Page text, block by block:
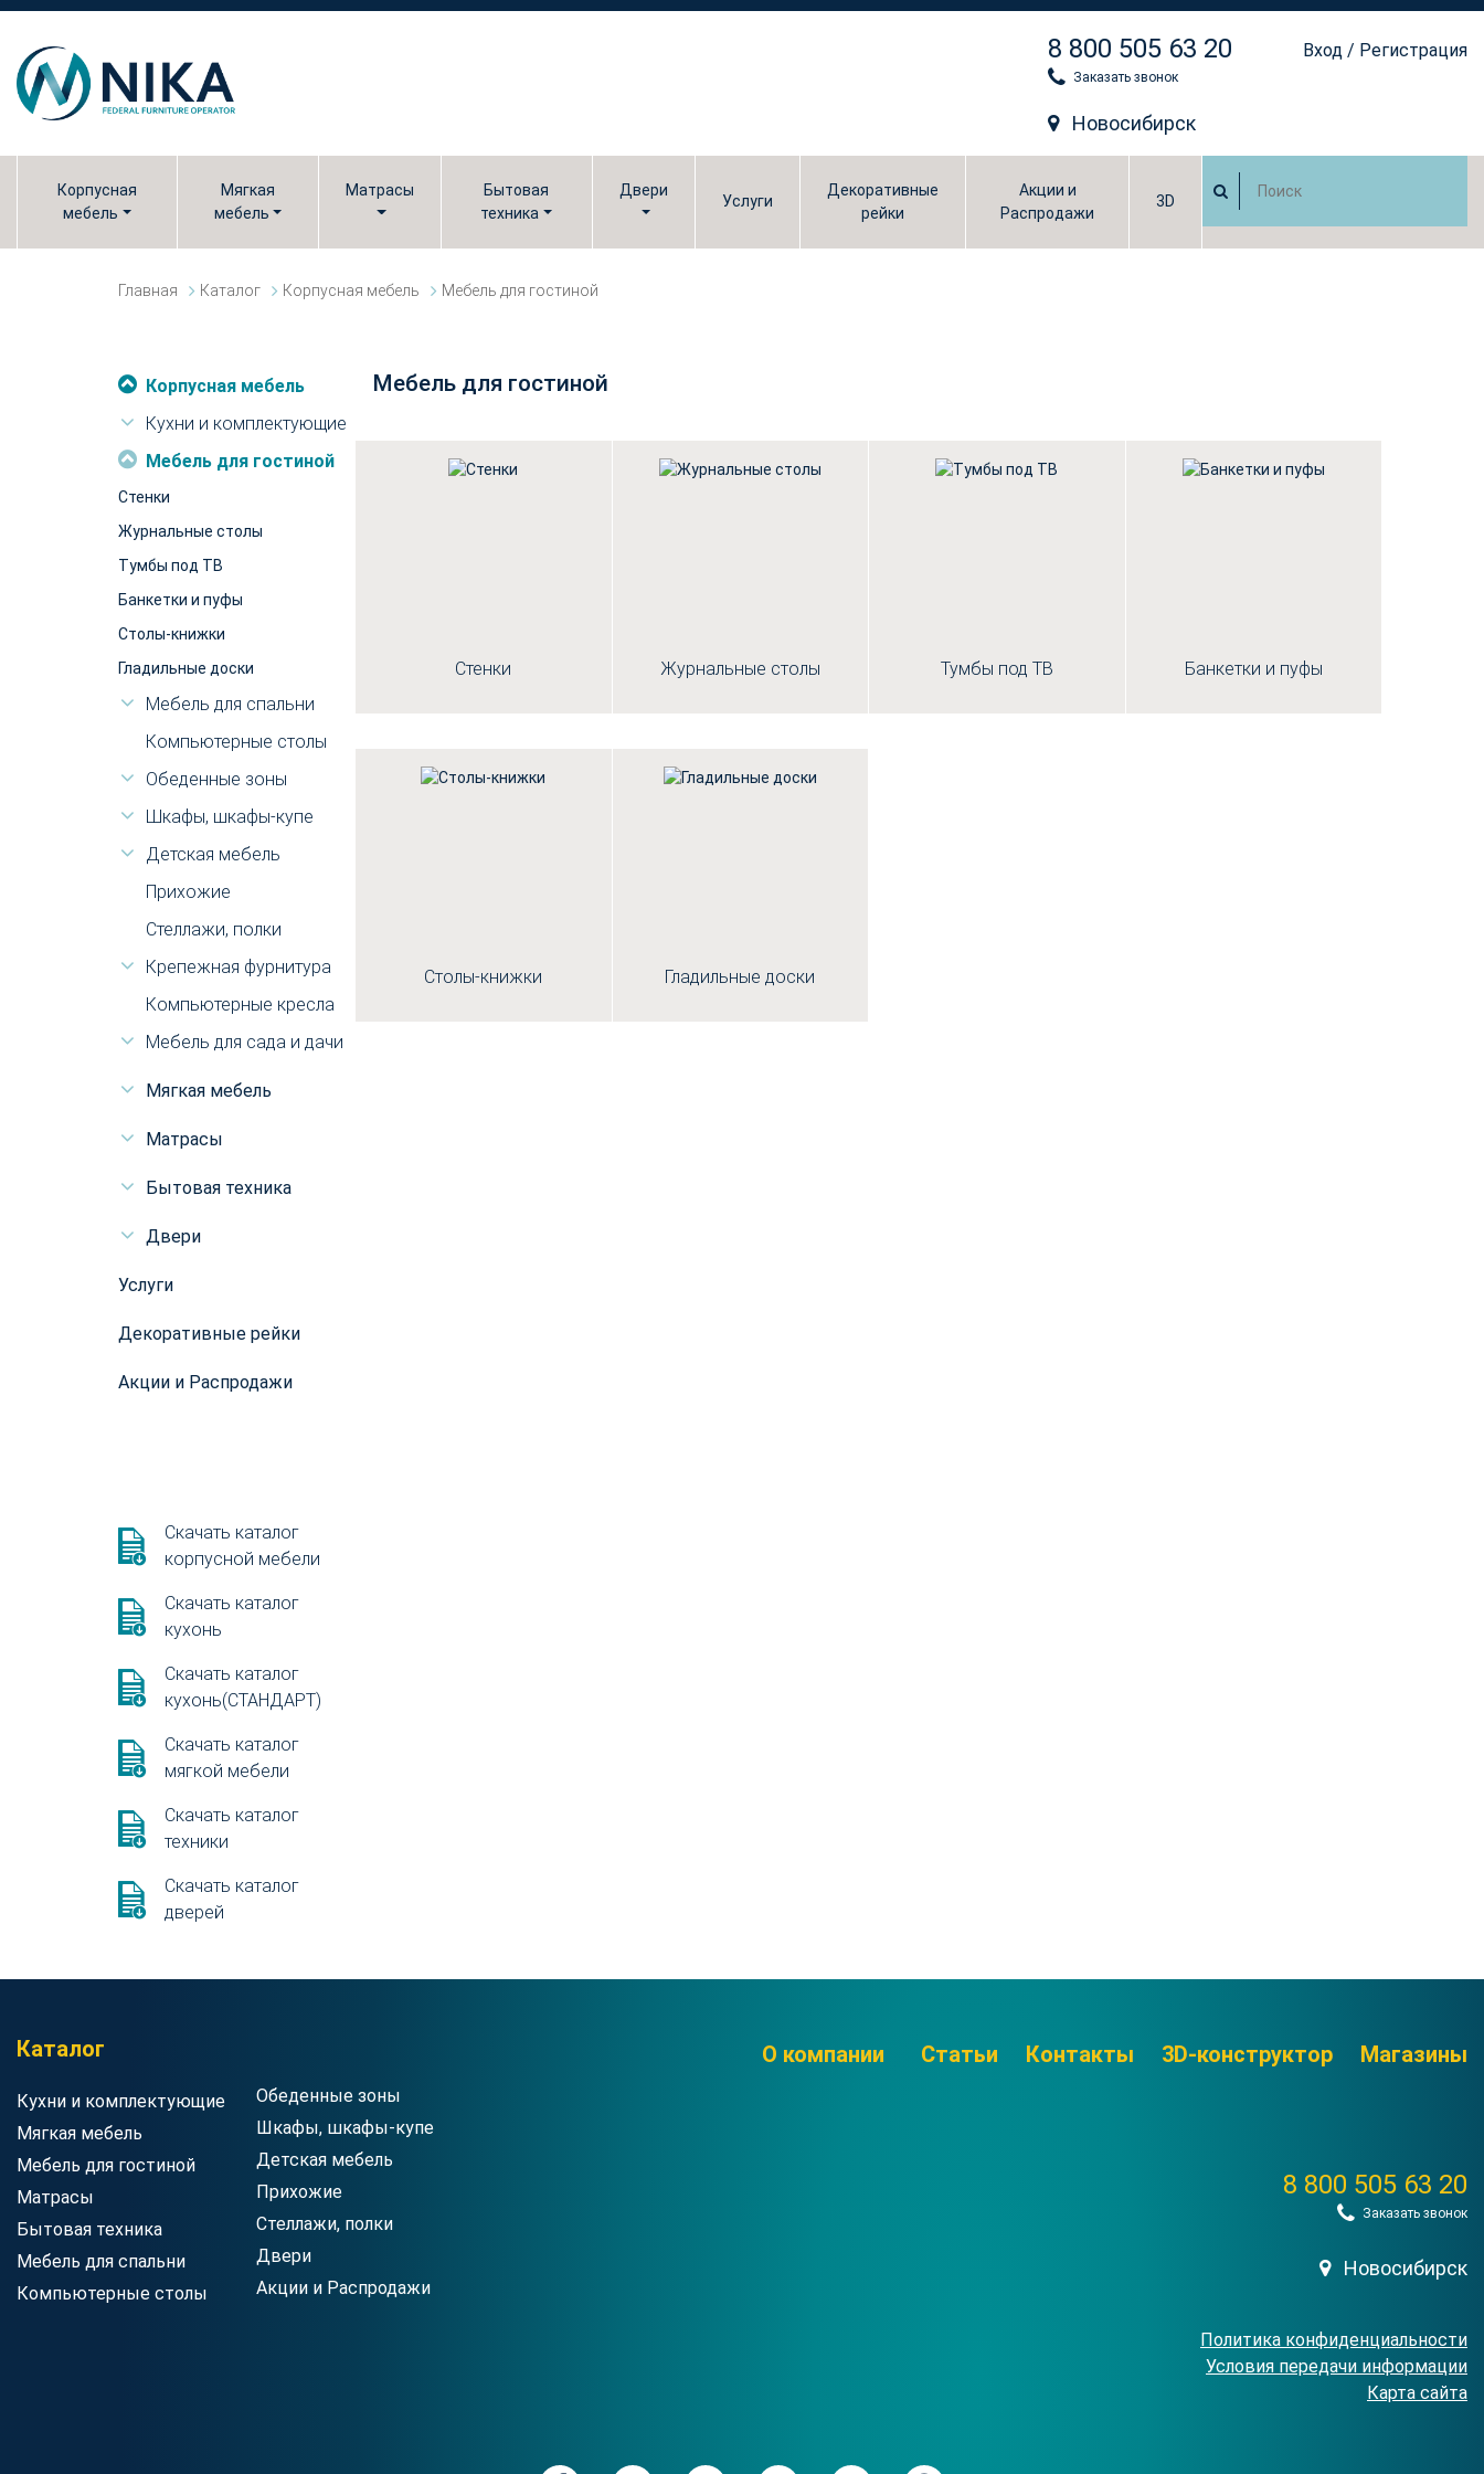
8 800 505 63 20
Заказать звонок
Новосибирск
Вход / Регистрация
Корпусная
мебель
Мягкая
мебель
Матрасы
Бытовая
техника
Двери
Услуги
Декоративные
рейки
Акции и
Распродажи
3D
Главная Каталог Корпусная мебель Мебель для гостиной
Корпусная мебель
Кухни и комплектующие
Мебель для гостиной
Стенки
Журнальные столы
Тумбы под ТВ
Банкетки и пуфы
Столы-книжки
Гладильные доски
Мебель для спальни
Компьютерные столы
Обеденные зоны
Шкафы, шкафы-купе
Детская мебель
Прихожие
Стеллажи, полки
Крепежная фурнитура
Компьютерные кресла
Мебель для сада и дачи
Мягкая мебель
Матрасы
Бытовая техника
Двери
Услуги
Декоративные рейки
Акции и Распродажи
Скачать каталог
корпусной мебели
Скачать каталог
кухонь
Скачать каталог
кухонь(СТАНДАРТ)
Скачать каталог
мягкой мебели
Скачать каталог
техники
Скачать каталог
дверей
Мебель для гостиной
Стенки Журнальные столы Тумбы под ТВ Банкетки и пуфы
Столы-книжки Гладильные доски
Каталог
Кухни и комплектующие
Мягкая мебель
Мебель для гостиной
Матрасы
Бытовая техника
Мебель для спальни
Компьютерные столы
Обеденные зоны
Шкафы, шкафы-купе
Детская мебель
Прихожие
Стеллажи, полки
Двери
Акции и Распродажи
О компании Статьи Контакты 3D-конструктор Магазины
8 800 505 63 20
Заказать звонок
Новосибирск
Политика конфиденциальности
Условия передачи информации
Карта сайта